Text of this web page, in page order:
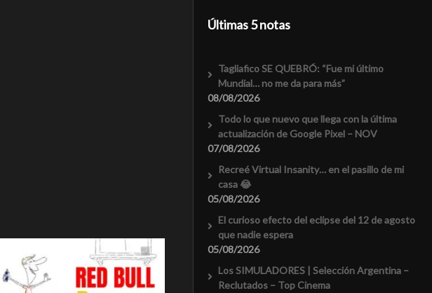
Últimas 5 notas
Tagliafico SE QUEBRÓ: “Fue mi último
Mundial… no me da para más”
08/08/2026
Todo lo que nuevo que llega con la última
actualización de Google Pixel – NOV
07/08/2026
Recreé Virtual Insanity… en el pasillo de mi
casa 😂
05/08/2026
El curioso efecto del eclipse del 12 de agosto
que nadie espera
05/08/2026
Los SIMULADORES | Selección Argentina –
Reclutados – Top Cinema